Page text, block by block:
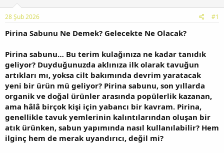
b
a
ş
t
a
n
ç
r
i
h
i
28 Şub 2026 #1
Pirina Sabunu Ne Demek? Gelecekte Ne Olacak?
Pirina sabunu… Bu terim kulağınıza ne kadar tanıdık
geliyor? Duyduğunuzda aklınıza ilk olarak tavuğun
artıkları mı, yoksa cilt bakımında devrim yaratacak
yeni bir ürün mü geliyor? Pirina sabunu, son yıllarda
organik ve doğal ürünler arasında popülerlik kazanan,
ama hâlâ birçok kişi için yabancı bir kavram. Pirina,
genellikle tavuk yemlerinin kalıntılarından oluşan bir
atık ürünken, sabun yapımında nasıl kullanılabilir? Hem
ilginç hem de merak uyandırıcı, değil mi?